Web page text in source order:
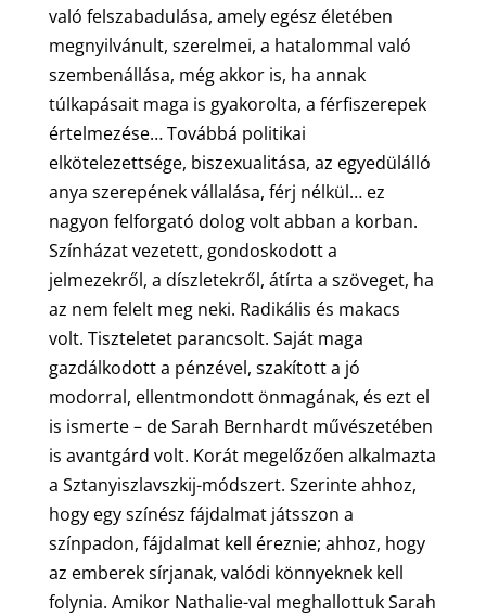
való felszabadulása, amely egész életében
megnyilvánult, szerelmei, a hatalommal való
szembenállása, még akkor is, ha annak
túlkapásait maga is gyakorolta, a férfiszerepek
értelmezése… Továbbá politikai
elkötelezettsége, biszexualitása, az egyedülálló
anya szerepének vállalása, férj nélkül… ez
nagyon felforgató dolog volt abban a korban.
Színházat vezetett, gondoskodott a
jelmezekről, a díszletekről, átírta a szöveget, ha
az nem felelt meg neki. Radikális és makacs
volt. Tiszteletet parancsolt. Saját maga
gazdálkodott a pénzével, szakított a jó
modorral, ellentmondott önmagának, és ezt el
is ismerte – de Sarah Bernhardt művészetében
is avantgárd volt. Korát megelőzően alkalmazta
a Sztanyiszlavszkij-módszert. Szerinte ahhoz,
hogy egy színész fájdalmat játsszon a
színpadon, fájdalmat kell éreznie; ahhoz, hogy
az emberek sírjanak, valódi könnyeknek kell
folynia. Amikor Nathalie-val meghallottuk Sarah